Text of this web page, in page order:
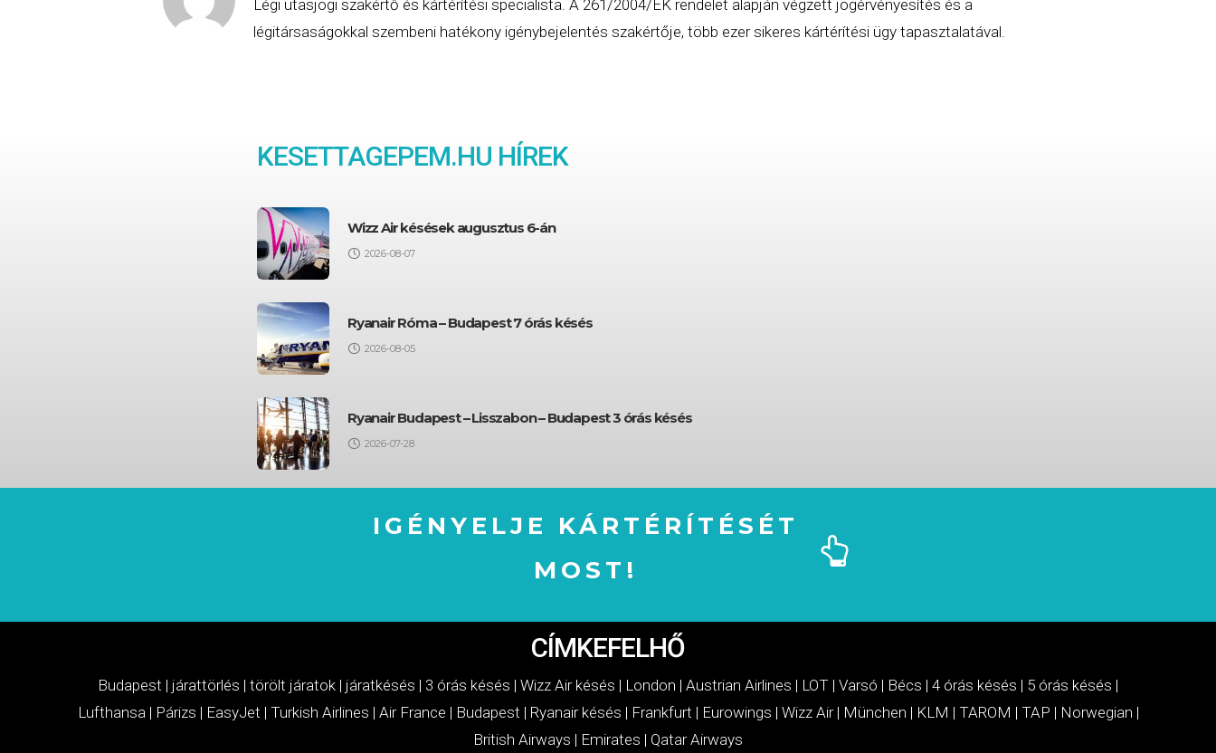
Légi utasjogi szakértő és kártérítési specialista. A 261/2004/EK rendelet alapján végzett jogérvényesítés és a
légitársaságokkal szembeni hatékony igénybejelentés szakértője, több ezer sikeres kártérítési ügy tapasztalatával.
KESETTAGEPEM.HU HÍREK
Wizz Air késések augusztus 6-án
2026-08-07
Ryanair Róma – Budapest 7 órás késés
2026-08-05
Ryanair Budapest – Lisszabon – Budapest 3 órás késés
2026-07-28
IGÉNYELJE KÁRTÉRÍTÉSÉT
MOST!
CÍMKEFELHŐ
Budapest | járattörlés | törölt járatok | járatkésés | 3 órás késés | Wizz Air késés | London | Austrian Airlines | LOT | Varsó | Bécs | 4 órás késés | 5 órás késés |
Lufthansa| Párizs | EasyJet | Turkish Airlines | Air France | Budapest | Ryanair késés | Frankfurt | Eurowings | Wizz Air| München | KLM | TAROM | TAP | Norwegian |
British Airways | Emirates | Qatar Airways